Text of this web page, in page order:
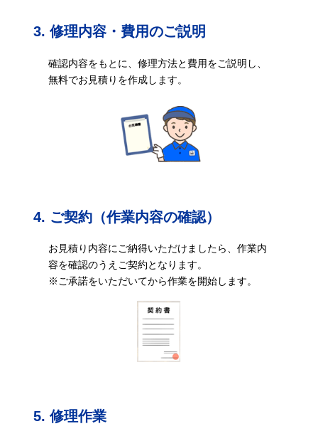
3. 修理内容・費用のご説明
確認内容をもとに、修理方法と費用をご説明し、
無料でお見積りを作成します。
4. ご契約（作業内容の確認）
お見積り内容にご納得いただけましたら、作業内
容を確認のうえご契約となります。
※ご承諾をいただいてから作業を開始します。
5. 修理作業